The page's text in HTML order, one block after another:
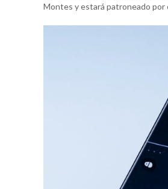
Montes y estará patroneado por